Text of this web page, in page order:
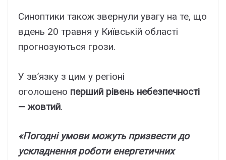
Синоптики також звернули увагу на те, що
вдень 20 травня у Київській області
прогнозуються грози.
У зв’язку з цим у регіоні
оголошено перший рівень небезпечності
— жовтий.
«Погодні умови можуть призвести до
ускладнення роботи енергетичних